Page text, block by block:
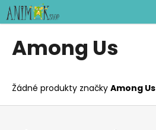
Přejít
na
obsah
Among Us
Žádné produkty značky Among Us
K
o
o
p
o
Z